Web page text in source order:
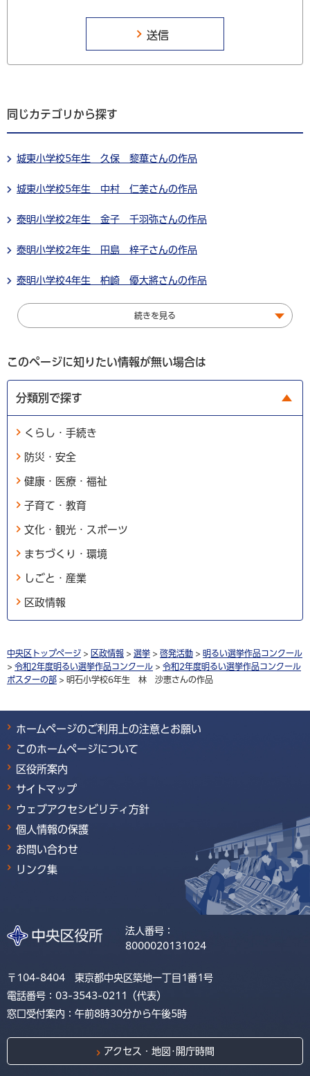
同じカテゴリから探す
城東小学校5年生 久保 黎華さんの作品
城東小学校5年生 中村 仁美さんの作品
泰明小学校2年生 金子 千羽弥さんの作品
泰明小学校2年生 田島 梓子さんの作品
泰明小学校4年生 柏崎 優大將さんの作品
続きを見る
このページに知りたい情報が無い場合は
分類別で探す
くらし・手続き
防災・安全
健康・医療・福祉
子育て・教育
文化・観光・スポーツ
まちづくり・環境
しごと・産業
区政情報
中央区トップページ > 区政情報 > 選挙 > 啓発活動 > 明るい選挙作品コンクール
> 令和2年度明るい選挙作品コンクール > 令和2年度明るい選挙作品コンクール
ポスターの部 > 明石小学校6年生 林 沙恵さんの作品
ホームページのご利用上の注意とお願い
このホームページについて
区役所案内
サイトマップ
ウェブアクセシビリティ方針
個人情報の保護
お問い合わせ
リンク集
法人番号：
8000020131024
〒104-8404 東京都中央区築地一丁目1番1号
電話番号：03-3543-0211（代表）
窓口受付案内：午前8時30分から午後5時
アクセス・地図･開庁時間